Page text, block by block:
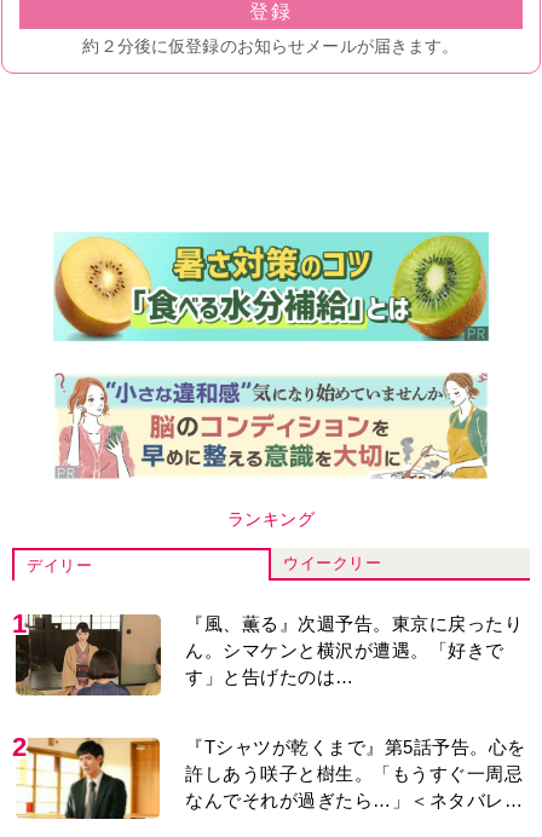
ランキング
デイリー ウイークリー
1
『風、薫る』次週予告。東京に戻ったり
ん。シマケンと横沢が遭遇。「好きで
す」と告げたのは…
2
『Tシャツが乾くまで』第5話予告。心を
許しあう咲子と樹生。「もうすぐ一周忌
なんでそれが過ぎたら…」＜ネタバレあ